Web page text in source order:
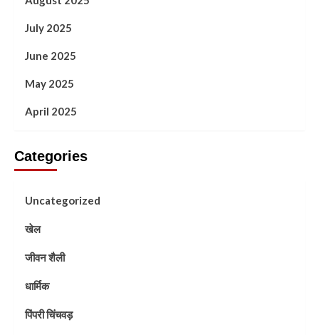
July 2025
June 2025
May 2025
April 2025
Categories
Uncategorized
खेल
जीवन शैली
धार्मिक
पिंपरी चिंचवड़